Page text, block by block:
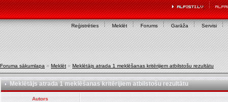
Reģistrēties Meklēt Forums Garāža Servisi
Foruma sākumlapa » Meklēt » Meklētājs atrada 1 meklēšanas kritērijiem atbilstošu rezultātu
Meklētājs atrada 1 meklēšanas kritērijiem atbilstošu rezultātu
Autors